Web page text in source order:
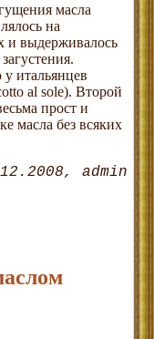
масла
на
и выдерживалось
итальянцев
al sole). Второй
прост и
масла без всяких
admin